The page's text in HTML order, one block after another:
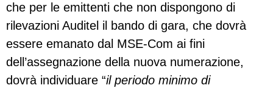
che per le emittenti che non dispongono di
rilevazioni Auditel il bando di gara, che dovrà
essere emanato dal MSE-Com ai fini
dell’assegnazione della nuova numerazione,
dovrà individuare “il periodo minimo di